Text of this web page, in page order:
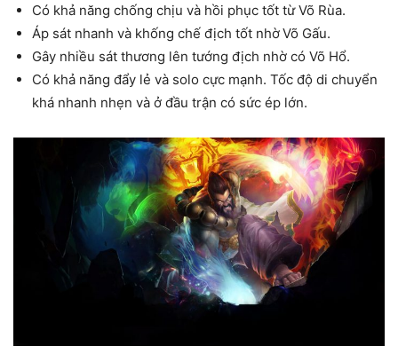
Có khả năng chống chịu và hồi phục tốt từ Võ Rùa.
Áp sát nhanh và khống chế địch tốt nhờVõ Gấu.
Gây nhiều sát thương lên tướng địch nhờ có Võ Hổ.
Có khả năng đẩy lẻ và solo cực mạnh. Tốc độ di chuyển
khá nhanh nhẹn và ở đầu trận có sức ép lớn.